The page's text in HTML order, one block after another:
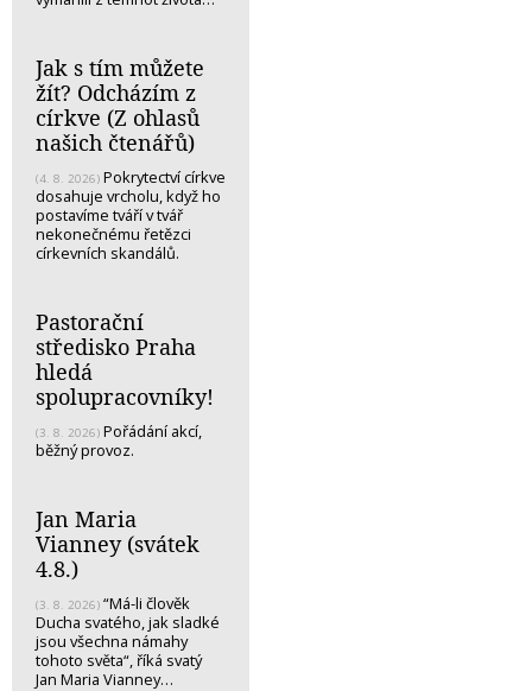
Jak s tím můžete
žít? Odcházím z
církve (Z ohlasů
našich čtenářů)
(4. 8. 2026) Pokrytectví církve
dosahuje vrcholu, když ho
postavíme tváří v tvář
nekonečnému řetězci
církevních skandálů.
Pastorační
středisko Praha
hledá
spolupracovníky!
(3. 8. 2026) Pořádání akcí,
běžný provoz.
Jan Maria
Vianney (svátek
4.8.)
(3. 8. 2026) “Má-li člověk
Ducha svatého, jak sladké
jsou všechna námahy
tohoto světa“, říká svatý
Jan Maria Vianney…